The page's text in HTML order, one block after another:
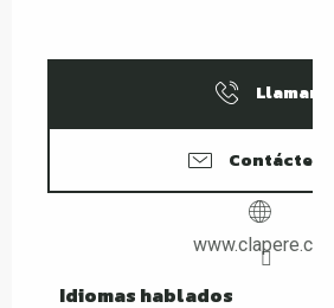
Llamar
Contáctenos
www.clapere.com
Idiomas hablados
Idiomas hablados